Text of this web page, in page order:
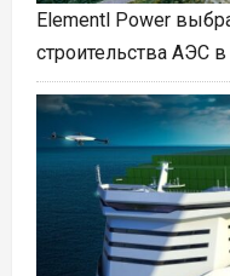
Elementl Power
строительства АЭС